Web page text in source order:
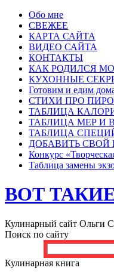
Обо мне
СВЕЖЕЕ
КАРТА САЙТА
ВИДЕО САЙТА
КОНТАКТЫ
КАК РОДИЛСЯ
КУХОННЫЕ
Готовим и едим
СТИХИ ПРО
ТАБЛИЦА
ТАБЛИЦА МЕР И
ТАБЛИЦА
ДОБАВИТЬ СВОЙ
Конкурс
Таблица замены
ВОТ
Кулинарный сайт Ольги
Поиск по сайту
Кулинарная книга